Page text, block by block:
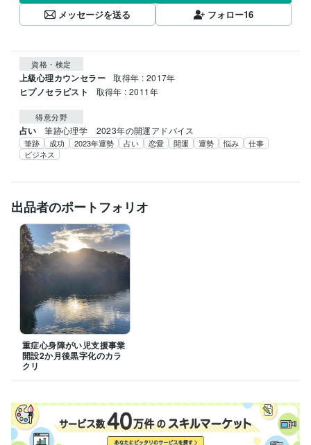
メッセージを送る フォロー16
資格・検定
上級心理カウンセラー 取得年 : 2017年
ヒプノセラピスト 取得年 : 2011年
得意分野
占い 筆跡心理学　2023年の開運アドバイス
筆跡 成功 2023年運勢 占い 恋愛 開運 運勢 悩み
仕事
ビジネス
出品者のポートフォリオ
重症心身障がい児支援事業
開設2か月後黒字化のカラ
クリ